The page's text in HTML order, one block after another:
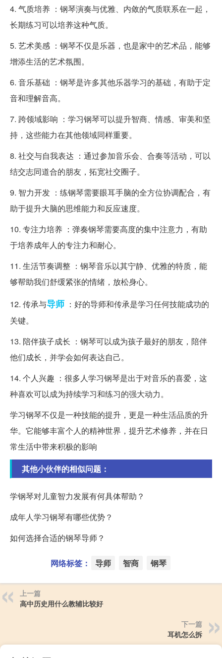
4. 气质培养 ：钢琴演奏与优雅、内敛的气质联系在一起，
长期练习可以培养这种气质。
5. 艺术美感 ：钢琴不仅是乐器，也是家中的艺术品，能够
增添生活的艺术氛围。
6. 音乐基础 ：钢琴是许多其他乐器学习的基础，有助于定
音和理解音高。
7. 跨领域影响 ：学习钢琴可以提升智商、情感、审美和坚
持，这些能力在其他领域同样重要。
8. 社交与自我表达 ：通过参加音乐会、合奏等活动，可以
结交志同道合的朋友，拓宽社交圈子。
9. 智力开发 ：练钢琴需要眼耳手脑的全方位协调配合，有
助于提升大脑的思维能力和反应速度。
10. 专注力培养 ：弹奏钢琴需要高度的集中注意力，有助
于培养成年人的专注力和耐心。
11. 生活节奏调整 ：钢琴音乐以其宁静、优雅的特质，能
够帮助我们舒缓紧张的情绪，放松身心。
12. 传承与导师 ：好的导师和传承是学习任何技能成功的
关键。
13. 陪伴孩子成长 ：钢琴可以成为孩子最好的朋友，陪伴
他们成长，并学会如何表达自己。
14. 个人兴趣 ：很多人学习钢琴是出于对音乐的喜爱，这
种喜欢可以成为持续学习和练习的强大动力。
学习钢琴不仅是一种技能的提升，更是一种生活品质的升
华。它能够丰富个人的精神世界，提升艺术修养，并在日
常生活中带来积极的影响
其他小伙伴的相似问题：
学钢琴对儿童智力发展有何具体帮助？
成年人学习钢琴有哪些优势？
如何选择合适的钢琴导师？
网络标签： 导师 智商 钢琴
上一篇
高中历史用什么教辅比较好
下一篇
耳机怎么拆